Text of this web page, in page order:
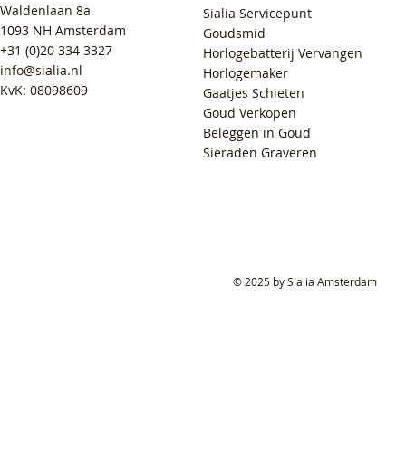
Waldenlaan 8a
1093 NH Amsterdam
+31 (0)20 334 3327
info@sialia.nl
KvK: 08098609
Sialia Servicepunt
Goudsmid
Horlogebatterij Vervangen
Horlogemaker
Gaatjes Schieten
Goud Verkopen
Beleggen in Goud
Sieraden Graveren
© 2025 by Sialia Amsterdam